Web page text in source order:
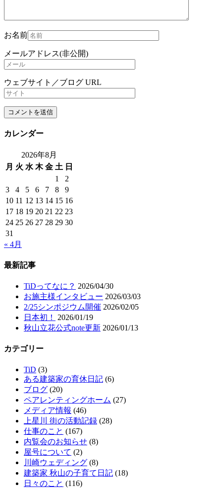
お名前
メールアドレス(非公開)
ウェブサイト／ブログ URL
カレンダー
2026年8月
月 火 水 木 金 土 日
1
2
3
4 5 6 7 8
9
10 11 12 13 14 15 16
17 18 19 20 21 22 23
24 25 26 27 28 29 30
31
« 4月
最新記事
TiDってなに？ 2026/04/30
お施主様インタビュー 2026/03/03
2/25シンポジウム開催 2026/02/05
日本初！
2026/01/19
秋山立花公式note更新 2026/01/13
カテゴリー
TiD (3)
ある建築家の育休日記 (6)
ブログ (20)
ペアレンティングホーム (27)
メディア情報 (46)
上星川 街の活動記録 (28)
仕事のこと (167)
内覧会のお知らせ (8)
屋号について (2)
川崎ウェディング (8)
建築家 秋山の子育て日記 (18)
日々のこと (116)